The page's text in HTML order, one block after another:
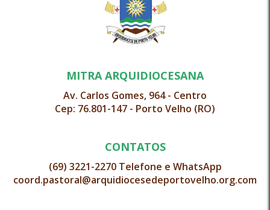
MITRA ARQUIDIOCESANA
Av. Carlos Gomes, 964 - Centro
Cep: 76.801-147 - Porto Velho (RO)
CONTATOS
(69) 3221-2270 Telefone e WhatsApp
coord.pastoral@arquidiocesedeportovelho.org.com